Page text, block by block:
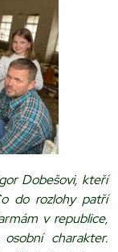
Dobešovi, kteří
do rozlohy patří
v republice,
charakter.